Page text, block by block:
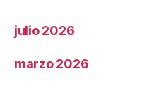
julio 2026
marzo 2026